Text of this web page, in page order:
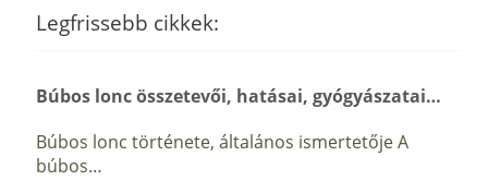
Legfrissebb cikkek:
Búbos lonc összetevői, hatásai, gyógyászatai…
Búbos lonc története, általános ismertetője A
búbos…